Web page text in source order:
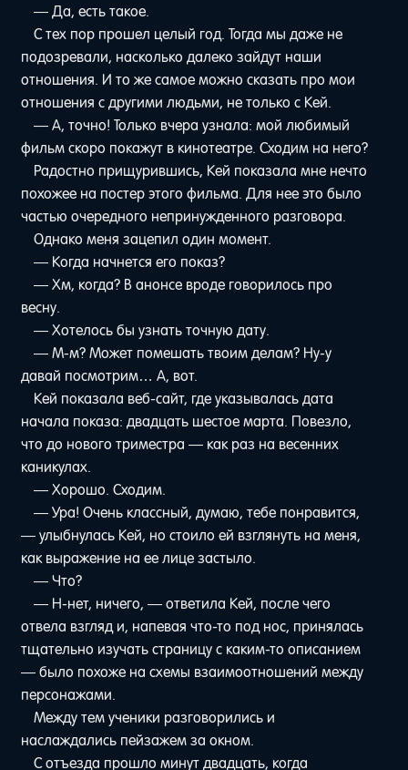
— Да, есть такое.
С тех пор прошел целый год. Тогда мы даже не
подозревали, насколько далеко зайдут наши
отношения. И то же самое можно сказать про мои
отношения с другими людьми, не только с Кей.
— А, точно! Только вчера узнала: мой любимый
фильм скоро покажут в кинотеатре. Сходим на него?
Радостно прищурившись, Кей показала мне нечто
похожее на постер этого фильма. Для нее это было
частью очередного непринужденного разговора.
Однако меня зацепил один момент.
— Когда начнется его показ?
— Хм, когда? В анонсе вроде говорилось про
весну.
— Хотелось бы узнать точную дату.
— М-м? Может помешать твоим делам? Ну-у
давай посмотрим… А, вот.
Кей показала веб-сайт, где указывалась дата
начала показа: двадцать шестое марта. Повезло,
что до нового триместра — как раз на весенних
каникулах.
— Хорошо. Сходим.
— Ура! Очень классный, думаю, тебе понравится,
— улыбнулась Кей, но стоило ей взглянуть на меня,
как выражение на ее лице застыло.
— Что?
— Н-нет, ничего, — ответила Кей, после чего
отвела взгляд и, напевая что-то под нос, принялась
тщательно изучать страницу с каким-то описанием
— было похоже на схемы взаимоотношений между
персонажами.
Между тем ученики разговорились и
наслаждались пейзажем за окном.
С отъезда прошло минут двадцать, когда